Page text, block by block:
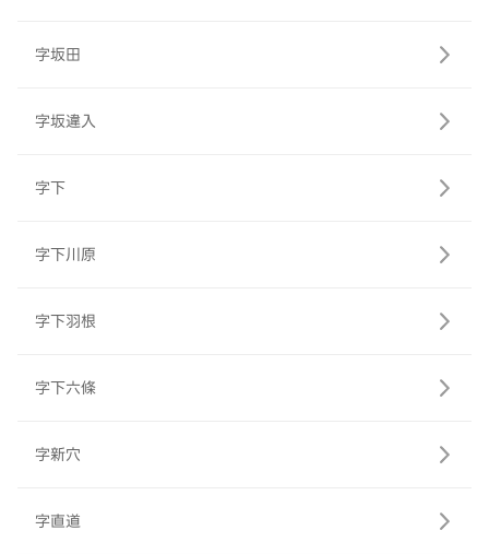
字坂田
字坂違入
字下
字下川原
字下羽根
字下六條
字新穴
字直道